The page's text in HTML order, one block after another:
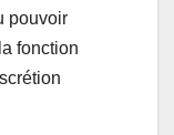
pouvoir
fonction